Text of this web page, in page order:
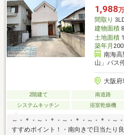
収：876000円利回り：10.95％現在賃貸
1,988
間取り
建物面積
土地面積
築年月
南海高
山」バス
大阪府
2階建て 南道路
システムキッチン
浴室乾燥機
～・＊・～・＊・～・＊・～・＊・～
すすめポイント！・南向きで日当たり